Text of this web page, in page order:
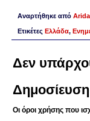
Αναρτήθηκε από
Ετικέτες Ελλάδα,
Δεν
Οι όροι χρήσης που